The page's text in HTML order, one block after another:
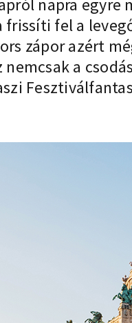
napra egyre
frissíti fel a
zápor azért
nemcsak a
Fesztivál